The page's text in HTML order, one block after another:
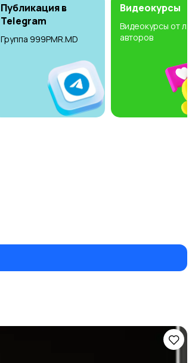
Публикация в
Telegram
Группа 999PMR.MD
Видеокурсы
Видеокурсы от
авторов